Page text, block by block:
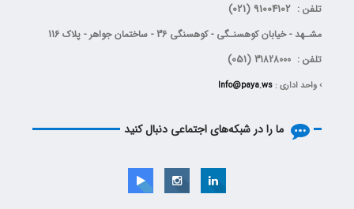
تلفن :91004102
(021)
مشـهد - خیابان کوهسنـگی - کوهسنگی 36 - ساختمان جواهر - پلاک 116
تلفن : 31828000
(051)
› واحد اداری :Info@paya.ws
ما را در شبکه‌های اجتماعی دنبال کنید